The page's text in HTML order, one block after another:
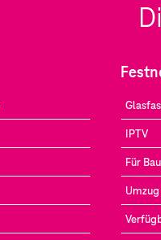
IPTV
Für
Umzug